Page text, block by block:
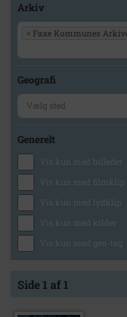
Arkiv
× Faxe Kommunes
Geografi
Generelt
Vis kun med billeder
Vis kun med filmklip
Vis kun med lydklip
Vis kun med kilder
Vis kun med geo-tag
Side 1 af 1